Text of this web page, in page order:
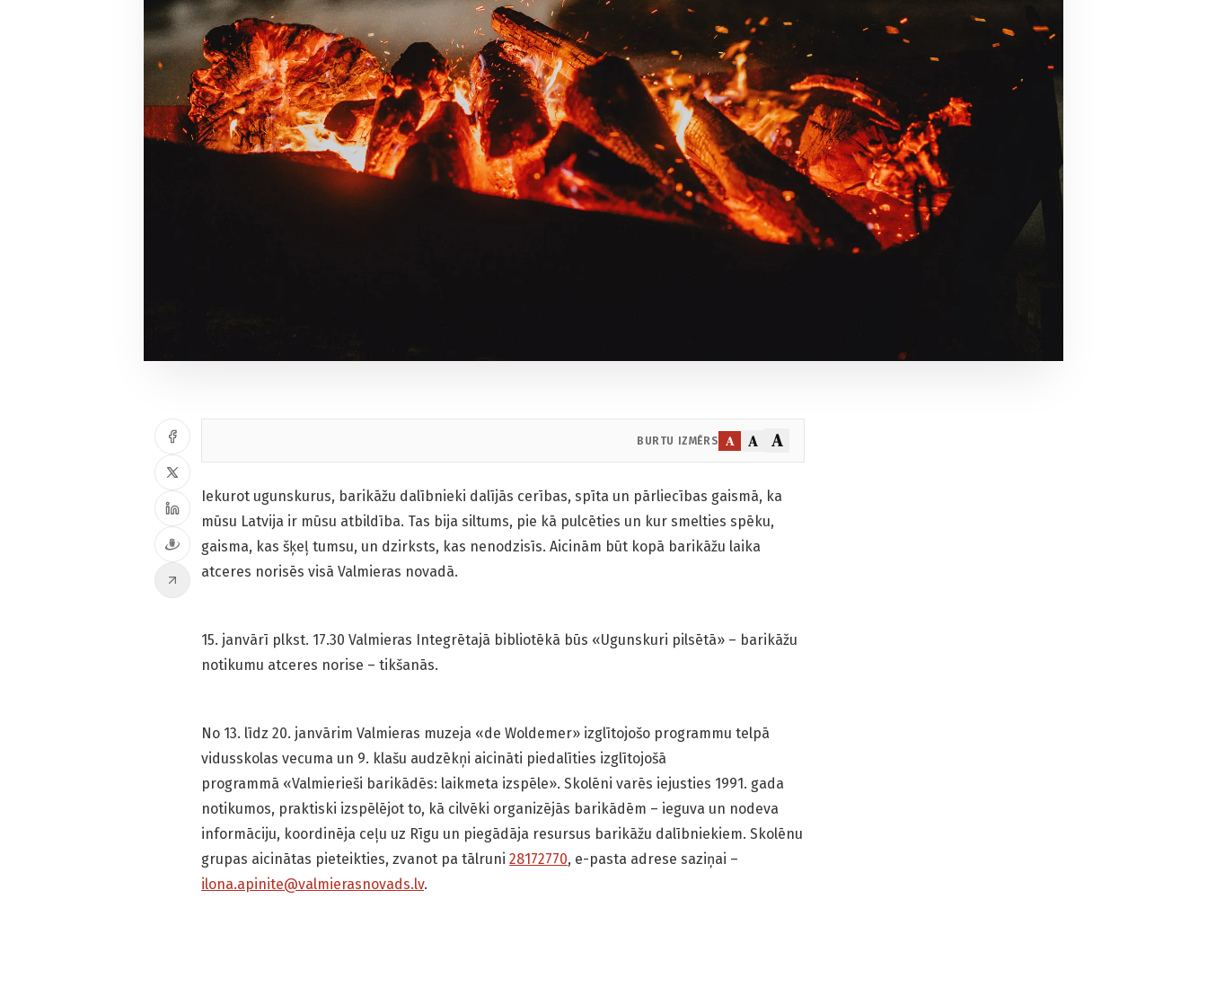
BURTU IZMĒRS A A A
Iekurot ugunskurus, barikāžu dalībnieki dalījās cerības, spīta un pārliecības gaismā, ka
mūsu Latvija ir mūsu atbildība. Tas bija siltums, pie kā pulcēties un kur smelties spēku,
gaisma, kas šķeļ tumsu, un dzirksts, kas nenodzisīs. Aicinām būt kopā barikāžu laika
atceres norisēs visā Valmieras novadā.
15. janvārī plkst. 17.30 Valmieras Integrētajā bibliotēkā būs «Ugunskuri pilsētā» – barikāžu
notikumu atceres norise – tikšanās.
No 13. līdz 20. janvārim Valmieras muzeja «de Woldemer» izglītojošo programmu telpā
vidusskolas vecuma un 9. klašu audzēkņi aicināti piedalīties izglītojošā
programmā «Valmierieši barikādēs: laikmeta izspēle». Skolēni varēs iejusties 1991. gada
notikumos, praktiski izspēlējot to, kā cilvēki organizējās barikādēm – ieguva un nodeva
informāciju, koordinēja ceļu uz Rīgu un piegādāja resursus barikāžu dalībniekiem. Skolēnu
grupas aicinātas pieteikties, zvanot pa tālruni 28172770, e-pasta adrese saziņai –
ilona.apinite@valmierasnovads.lv.